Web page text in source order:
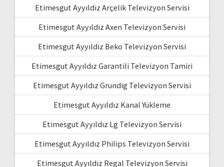
Etimesgut Ayyıldız Arçelik Televizyon Servisi
Etimesgut Ayyıldız Axen Televizyon Servisi
Etimesgut Ayyıldız Beko Televizyon Servisi
Etimesgut Ayyıldız Garantili Televizyon Tamiri
Etimesgut Ayyıldız Grundig Televizyon Servisi
Etimesgut Ayyıldız Kanal Yükleme
Etimesgut Ayyıldız Lg Televizyon Servisi
Etimesgut Ayyıldız Philips Televizyon Servisi
Etimesgut Ayyıldız Regal Televizyon Servisi